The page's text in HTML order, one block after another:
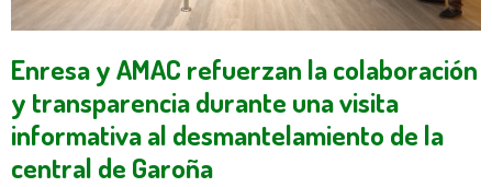
Enresa y AMAC refuerzan la colaboración
y transparencia durante una visita
informativa al desmantelamiento de la
central de Garoña